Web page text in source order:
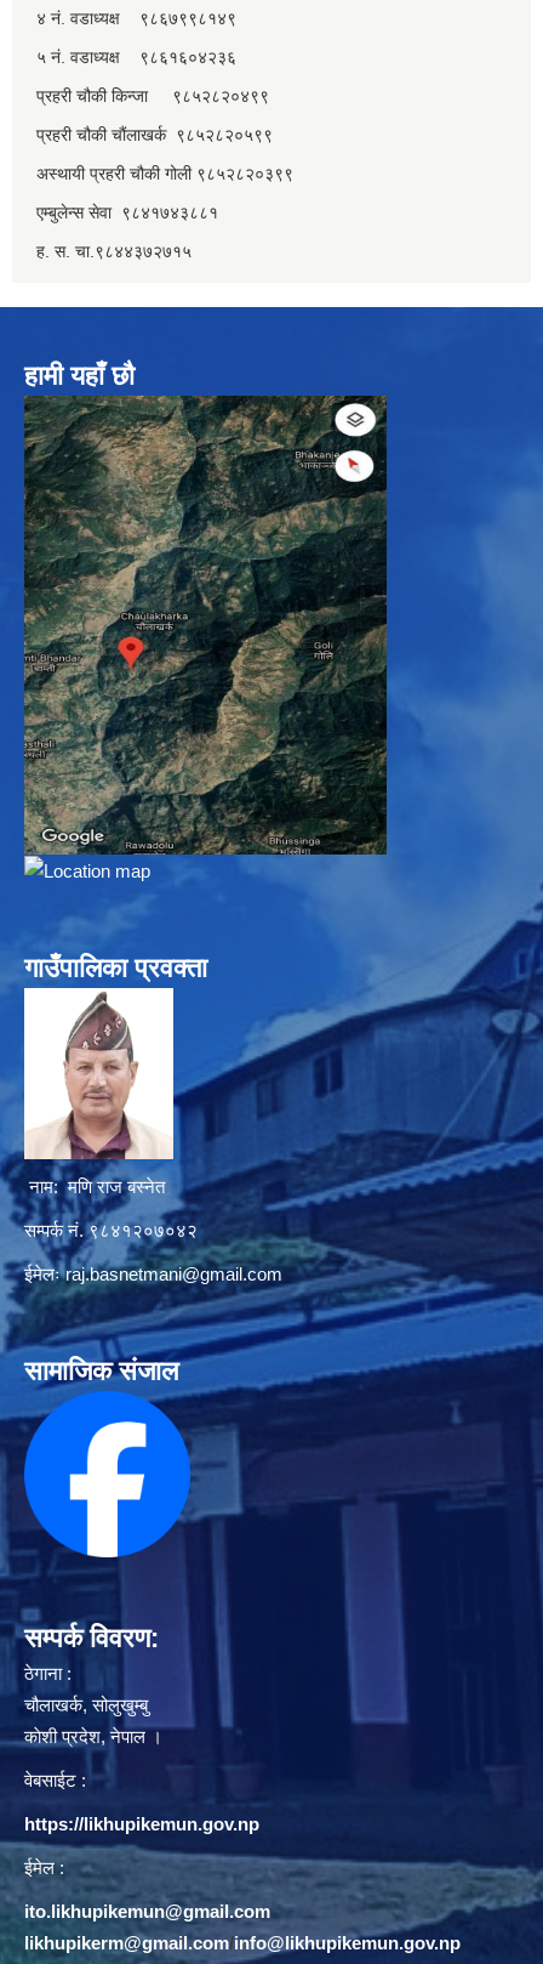
४ नं. वडाध्यक्ष ९८६७९९८१४९
५ नं. वडाध्यक्ष ९८६१६०४२३६
प्रहरी चौकी किन्जा ९८५२८२०४९९
प्रहरी चौकी चौंलाखर्क ९८५२८२०५९९
अस्थायी प्रहरी चौकी गोली ९८५२८२०३९९
एम्बुलेन्स सेवा ९८४१७४३८८१
ह. स. चा.९८४४३७२७१५
हामी यहाँ छौ
गाउँपालिका प्रवक्ता
नाम: मणि राज बस्नेत
सम्पर्क नं. ९८४१२०७०४२
ईमेलःraj.basnetmani@gmail.com
सामाजिक संजाल
सम्पर्क विवरण:
ठेगाना :
चौलाखर्क, सोलुखुम्बु
काेशी प्रदेश, नेपाल ।
वेबसाईट :
https://likhupikemun.gov.np
ईमेल :
ito.likhupikemun@gmail.com
likhupikerm@gmail.com/info@likhupikemun.gov.np